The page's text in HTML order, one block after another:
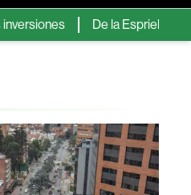
De la Espriella recibe un país